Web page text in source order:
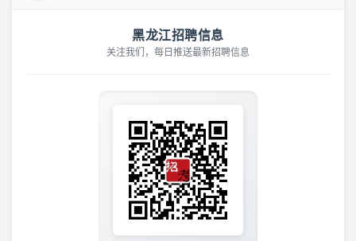
黑龙江招聘信息
关注我们，每日推送最新招聘信息